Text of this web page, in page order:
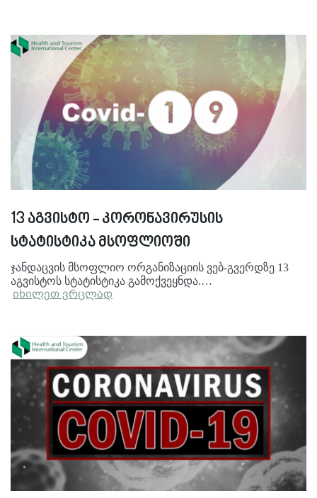
13 აგვისტო - კორონავირუსის
სტატისტიკა მსოფლიოში
ჯანდაცვის მსოფლიო ორგანიზაციის ვებ-გვერდზე 13
აგვისტოს სტატისტიკა გამოქვეყნდა.…
იხილეთ ვრცლად